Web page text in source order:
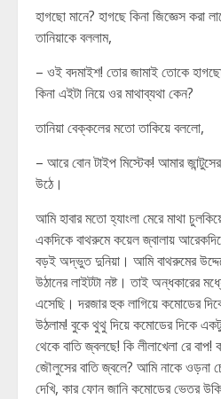
হাগছো মানে? হাগছে কিনা জিজ্ঞেস করা
তানিয়াকে বললাম,
– ওই বদমাইশ! তোর জামাই তোকে
কিনা এইটা নিয়ে ওর মাথাব্যথা কেন?
তানিয়া বেক্কলের মতো তাকিয়ে বললো,
– আরে বোন টাইপ মিস্টেক! আমার
উঠে।
আমি হাবার মতো হ্যাংলা মেরে মাথা
একদিকে বাথরুমে কয়েল জ্বালায়
বড়ই অদ্ভুত দুনিয়া। আমি বাথরুমের
উঠানের লাইটটা নষ্ট। তাই অন্ধকারের
এসেছি। দরজার হুক লাগিয়ে কমোডের
উঠলাম! বুকে থুথু দিয়ে কমোডের দিকে
থেকে বাতি জ্বলছে! কি লীলাখেলা রে
জৌলুসের বাতি জ্বলে? আমি নাকে ওড়না
দেখি, কার ফোন জানি কমোডের ভেতর